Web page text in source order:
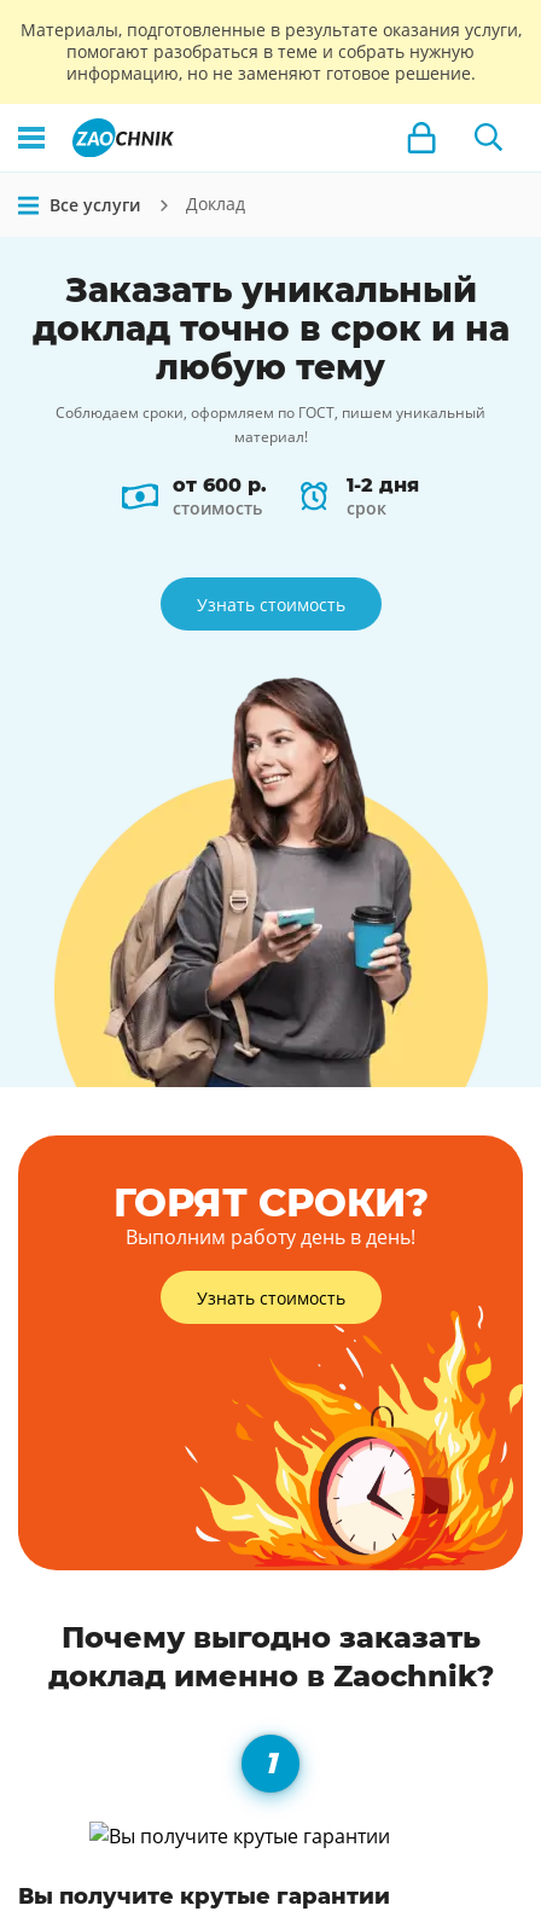
Материалы, подготовленные в результате оказания услуги,
помогают разобраться в теме и собрать нужную
информацию, но не заменяют готовое решение.
Все услуги Доклад
Заказать уникальный
докладточно в срок и на
любую тему
Соблюдаем сроки, оформляем по ГОСТ, пишем уникальный
материал!
от 600 р.
стоимость
1-2 дня
срок
Узнать стоимость
ГОРЯТ СРОКИ?
Выполним работу день в день!
Узнать стоимость
Почему выгодно заказать
доклад именно в Zaochnik?
Вы получите крутые гарантии